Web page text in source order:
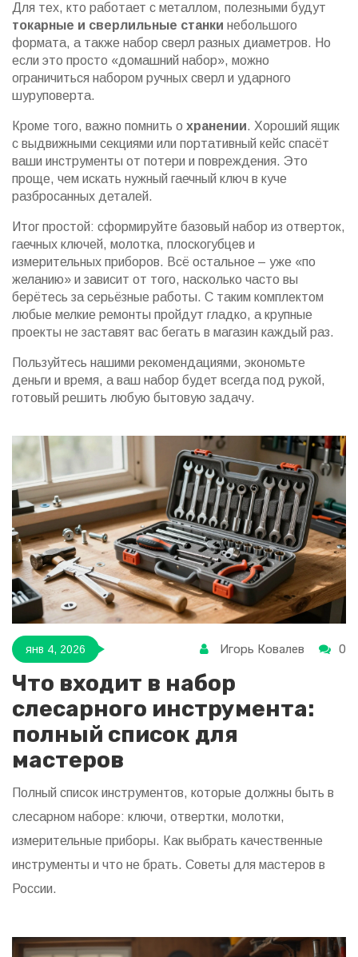
Для тех, кто работает с металлом, полезными будут
токарные и сверлильные станки небольшого
формата, а также набор сверл разных диаметров. Но
если это просто «домашний набор», можно
ограничиться набором ручных сверл и ударного
шуруповерта.
Кроме того, важно помнить о хранении. Хороший ящик
с выдвижными секциями или портативный кейс спасёт
ваши инструменты от потери и повреждения. Это
проще, чем искать нужный гаечный ключ в куче
разбросанных деталей.
Итог простой: сформируйте базовый набор из отверток,
гаечных ключей, молотка, плоскогубцев и
измерительных приборов. Всё остальное – уже «по
желанию» и зависит от того, насколько часто вы
берётесь за серьёзные работы. С таким комплектом
любые мелкие ремонты пройдут гладко, а крупные
проекты не заставят вас бегать в магазин каждый раз.
Пользуйтесь нашими рекомендациями, экономьте
деньги и время, а ваш набор будет всегда под рукой,
готовый решить любую бытовую задачу.
янв 4, 2026 Игорь Ковалев 0
Что входит в набор
слесарного инструмента:
полный список для
мастеров
Полный список инструментов, которые должны быть в
слесарном наборе: ключи, отвертки, молотки,
измерительные приборы. Как выбрать качественные
инструменты и что не брать. Советы для мастеров в
России.